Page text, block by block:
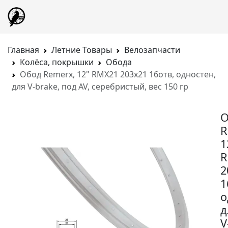
Главная Летние Товары
Велозапчасти
Колёса, покрышки
Обода
Обод Remerx, 12" RMX21 203x21 16отв, одностен,
для V-brake, под AV, серебристый, вес 150 гр